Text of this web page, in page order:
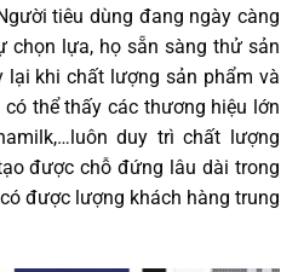
tiêu dùng đang ngày càng
chọn lựa, họ sẵn sàng thử sản
lại khi chất lượng sản phẩm và
thể thấy các thương hiệu lớn
duy trì chất lượng
được chỗ đứng lâu dài trong
được lượng khách hàng trung